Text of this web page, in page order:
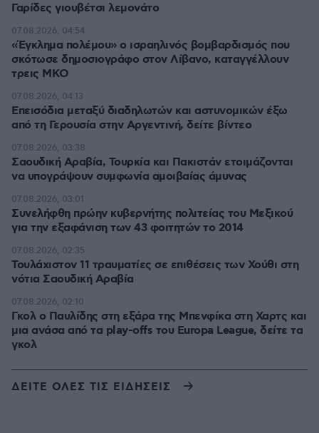
Γαρίδες γιουβέτσι λεμονάτο
«Έγκλημα πολέμου» ο ισραηλινός βομβαρδισμός που
σκότωσε δημοσιογράφο στον Λίβανο, καταγγέλλουν
τρεις ΜΚΟ
07.08.2026, 04:54
Επεισόδια μεταξύ διαδηλωτών και αστυνομικών έξω
από τη Γερουσία στην Αργεντινή, δείτε βίντεο
07.08.2026, 04:13
Σαουδική Αραβία, Τουρκία και Πακιστάν ετοιμάζονται
να υπογράψουν συμφωνία αμοιβαίας άμυνας
07.08.2026, 03:38
Συνελήφθη πρώην κυβερνήτης πολιτείας του Μεξικού
για την εξαφάνιση των 43 φοιτητών το 2014
07.08.2026, 03:01
Τουλάχιστον 11 τραυματίες σε επιθέσεις των Χούθι στη
νότια Σαουδική Αραβία
07.08.2026, 02:35
Γκολ ο Παυλίδης στη εξάρα της Μπενφίκα στη Χαρτς και
μια ανάσα από τα play-offs του Europa League, δείτε τα
γκολ
07.08.2026, 02:10
ΔΕΙΤΕ ΟΛΕΣ ΤΙΣ ΕΙΔΗΣΕΙΣ